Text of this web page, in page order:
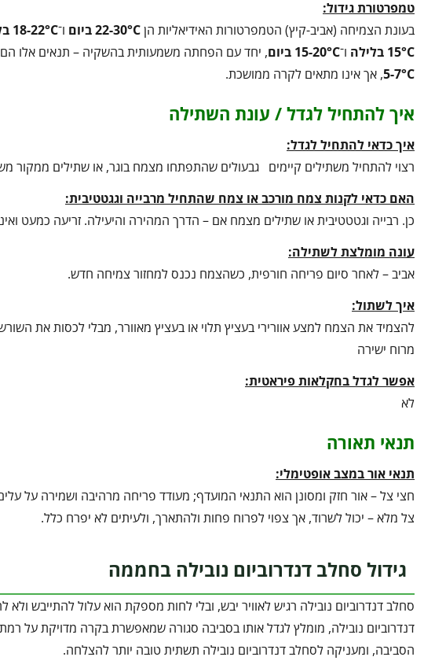
טמפרטורת גידול:
בעונת הצמיחה (אביב-קיץ) הטמפרטורות האידיאליות הן 22-30°Cביום ו־18-22°C
15°C בלילה ו־15-20°C ביום, יחד עם הפחתה משמעותית בהשקיה – תנאים אלו הם
5-7°C, אך אינו מתאים לקרה ממושכת.
איך להתחיל לגדל / עונת השתילה
איך כדאי להתחיל לגדל:
רצוי להתחיל משתילים קיימים גבעולים שהתפתחו מצמח בוגר, או שתילים ממקור
האם כדאי לקנות צמח מורכב או צמח שהתחיל מרבייה וגגטטיבית:
כן. רבייה וגטטטיבית או שתילים מצמח אם – הדרך המהירה והיעילה. זריעה כמעט
עונה מומלצת לשתילה:
אביב – לאחר סיום פריחה חורפית, כשהצמח נכנס למחזור צמיחה חדש.
איך לשתול:
להצמיד את הצמח למצע אוורירי בעציץ תלוי או בעציץ מאוורר, מבלי לכסות את
מרוח ישירה
אפשר לגדל בחקלאות פיראטית:
לא
תנאי תאורה
תנאי אור במצב אופטימלי:
חצי צל – אור חזק ומסונן הוא התנאי המועדף; מעודד פריחה מרהיבה ושמירה על
צל מלא – יכול לשרוד, אך צפוי לפרוח פחות ולהתארך, ולעיתים לא יפרח כלל.
גידול סחלב דנדרוביום נובילה בחממה
סחלב דנדרוביום נובילה רגיש לאוויר יבש, ובלי לחות מספקת הוא עלול להתייבש
דנדרוביום נובילה, מומלץ לגדל אותו בסביבה סגורה שמאפשרת בקרה מדויקת על
הסביבה, ומעניקה לסחלב דנדרוביום נובילה תשתית טובה יותר להצלחה.